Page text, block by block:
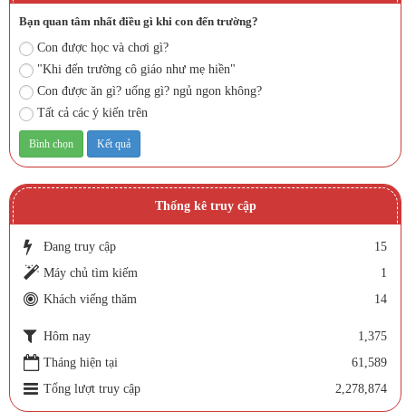
Bạn quan tâm nhất điều gì khi con đến trường?
Con được học và chơi gì?
"Khi đến trường cô giáo như mẹ hiền"
Con được ăn gì? uống gì? ngủ ngon không?
Tất cả các ý kiến trên
Thống kê truy cập
Đang truy cập
15
Máy chủ tìm kiếm
1
Khách viếng thăm
14
Hôm nay
1,375
Tháng hiện tại
61,589
Tổng lượt truy cập
2,278,874